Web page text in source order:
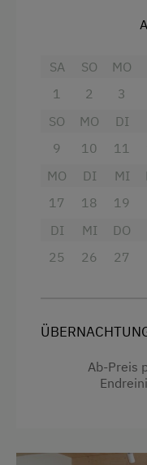
Balkon/
Dusche
Fernseher
Küche
Neubau
SA
1
SO
2
MO
3
SO
9
MO
10
DI
11
MO
17
DI
18
MI
19
DI
25
MI
26
DO
27
Ab-Preis